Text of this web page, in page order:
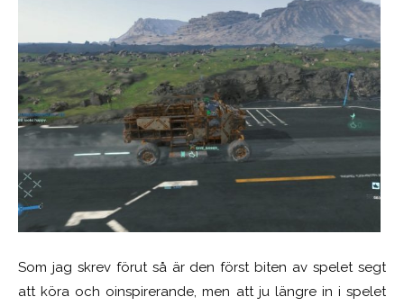
Som jag skrev förut så är den först biten av spelet segt
att köra och oinspirerande, men att ju längre in i spelet